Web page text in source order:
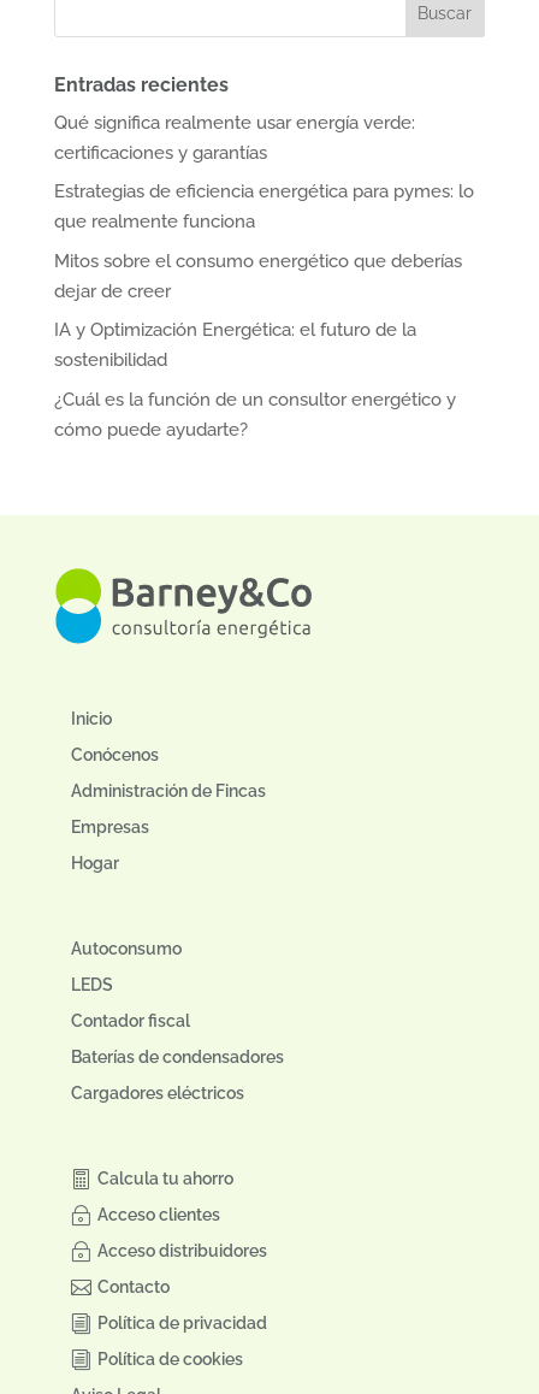
Entradas recientes
Qué significa realmente usar energía verde:
certificaciones y garantías
Estrategias de eficiencia energética para pymes: lo
que realmente funciona
Mitos sobre el consumo energético que deberías
dejar de creer
IA y Optimización Energética: el futuro de la
sostenibilidad
¿Cuál es la función de un consultor energético y
cómo puede ayudarte?
Inicio
Conócenos
Administración de Fincas
Empresas
Hogar
Autoconsumo
LEDS
Contador fiscal
Baterías de condensadores
Cargadores eléctricos
Calcula tu ahorro
Acceso clientes
Acceso distribuidores
Contacto
Política de privacidad
Política de cookies